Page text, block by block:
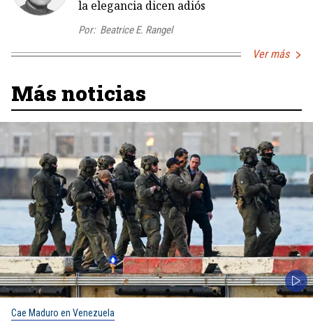
la elegancia dicen adiós
Por: Beatrice E. Rangel
Ver más
Más noticias
Cae Maduro en Venezuela